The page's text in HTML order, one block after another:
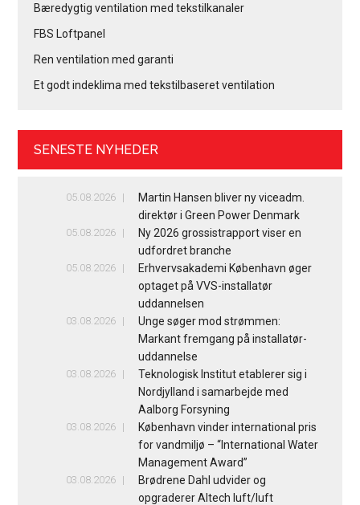
Bæredygtig ventilation med tekstilkanaler
FBS Loftpanel
Ren ventilation med garanti
Et godt indeklima med tekstilbaseret ventilation
SENESTE NYHEDER
05.08.2026
Martin Hansen bliver ny viceadm.
direktør i Green Power Denmark
05.08.2026
Ny 2026 grossistrapport viser en
udfordret branche
05.08.2026
Erhvervsakademi København øger
optaget på VVS-installatør
uddannelsen
03.08.2026
Unge søger mod strømmen:
Markant fremgang på installatør-
uddannelse
03.08.2026
Teknologisk Institut etablerer sig i
Nordjylland i samarbejde med
Aalborg Forsyning
03.08.2026
København vinder international pris
for vandmiljø – “International Water
Management Award”
03.08.2026
Brødrene Dahl udvider og
opgraderer Altech luft/luft